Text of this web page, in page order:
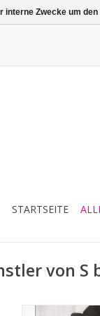
STARTSEITE
von S
interne Zwecke um